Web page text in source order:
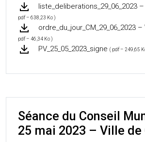
liste_deliberations_29_06_2023
pdf – 638,23 Ko )
ordre_du_jour_CM_29_06_2023
pdf – 46,34 Ko )
PV_25_05_2023_signe ( pdf – 249,65
Séance du Conseil
25 mai 2023 – Ville de